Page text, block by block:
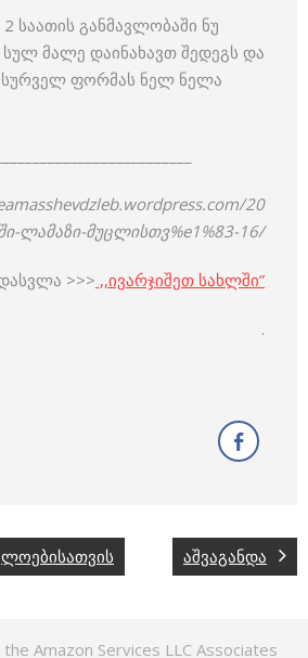
2 საათის განმავლობაში ნუ
სულ მალე დაინახავთ შედეგს და
ფორმას ნელ ნელა
20
ლამაზი-მუცლისთვ%e1%83-16/
>>> ,,ივარჯიშეთ სახლში”
.
აშვაგანდა
Amazon Services LLC Associates